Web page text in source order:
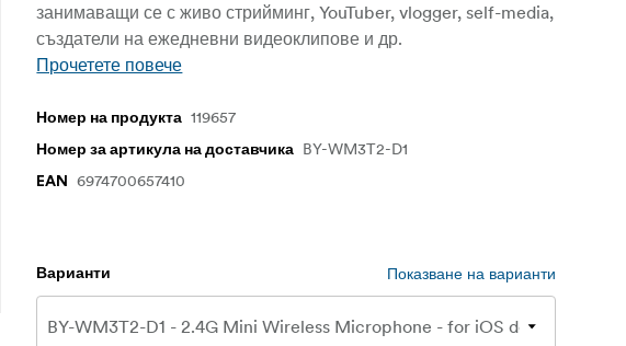
занимаващи се с живо стрийминг, YouTuber, vlogger, self-media,
създатели на ежедневни видеоклипове и др.
Прочетете повече
Номер на продукта 119657
Номер за артикула на доставчика BY-WM3T2-D1
EAN 6974700657410
Варианти Показване на варианти